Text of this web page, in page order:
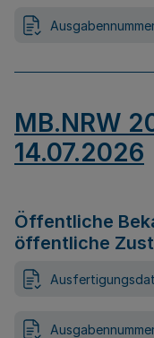
MB.NRW
14.07.2026
Öffentliche
öffentliche